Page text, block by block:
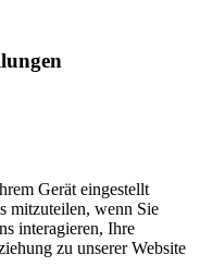
Gerät eingestellt
mitzuteilen, wenn Sie
interagieren, Ihre
zu unserer Website